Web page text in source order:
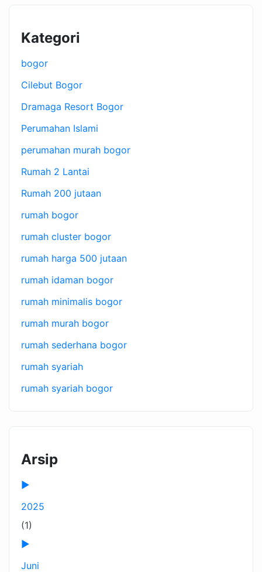
Kategori
bogor
Cilebut Bogor
Dramaga Resort Bogor
Perumahan Islami
perumahan murah bogor
Rumah 2 Lantai
Rumah 200 jutaan
rumah bogor
rumah cluster bogor
rumah harga 500 jutaan
rumah idaman bogor
rumah minimalis bogor
rumah murah bogor
rumah sederhana bogor
rumah syariah
rumah syariah bogor
Arsip
►
2025
(1)
►
Juni